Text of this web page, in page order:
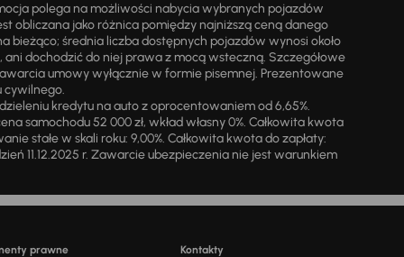
polega na możliwości nabycia wybranych pojazdów
obliczana jako różnica pomiędzy najniższą ceną danego
bieżąco; średnia liczba dostępnych pojazdów wynosi około
dochodzić do niej prawa z mocą wsteczną. Szczegółowe
umowy wyłącznie w formie pisemnej. Prezentowane
cywilnego.
kredytu na auto z oprocentowaniem od 6,65%.
samochodu 52 000 zł, wkład własny 0%. Całkowita kwota
stałe w skali roku: 9,00%. Całkowita kwota do zapłaty:
11.12.2025 r. Zawarcie ubezpieczenia nie jest warunkiem
prawne Kontakty